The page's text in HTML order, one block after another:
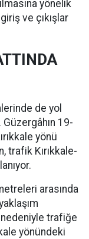
yönelik
ve çıkışlar
de yol
Güzergâhın 19-
yönü
trafik Kırıkkale-
arasında
nedeniyle trafiğe
yönündeki